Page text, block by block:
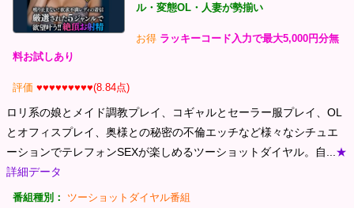
ル・変態OL・人妻が勢揃い
お得 ラッキーコード入力で最大5,000円分無
料お試しあり
評価 ♥♥♥♥♥♥♥♥♥(8.84点)
ロリ系の娘とメイド調教プレイ、コギャルとセーラー服プレイ、OL
とオフィスプレイ、奥様との秘密の不倫エッチなど様々なシチュエ
ーションでテレフォンSEXが楽しめるツーショットダイヤル。自... ★
詳細データ
番組種別： ツーショットダイヤル番組